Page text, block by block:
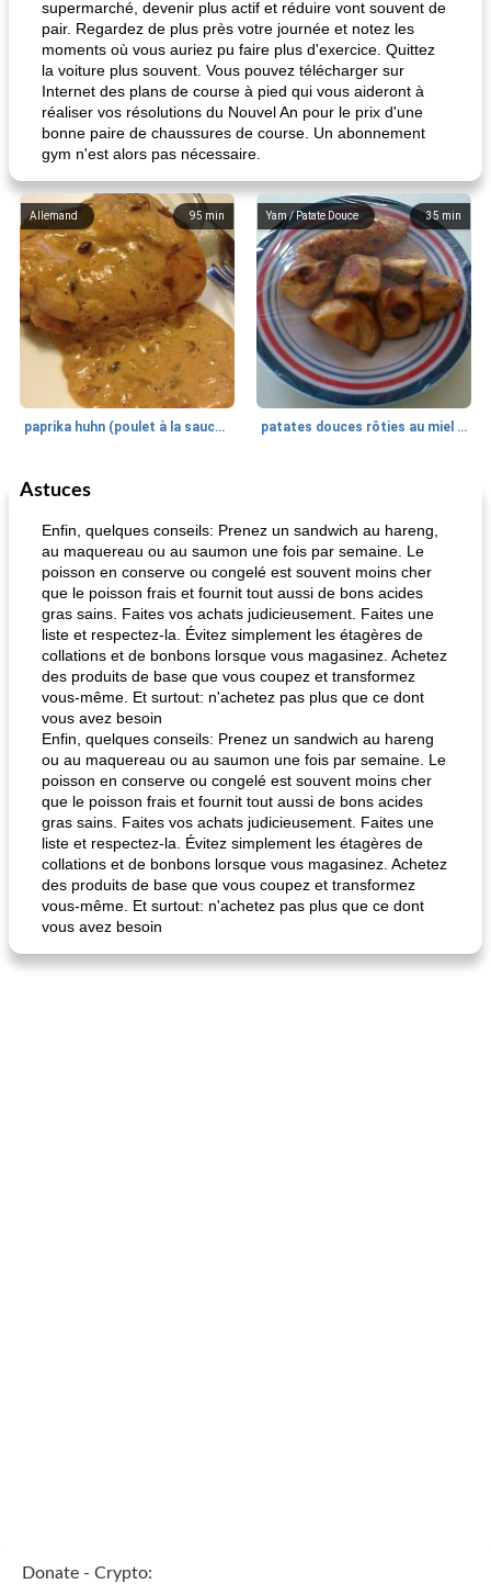
supermarché, devenir plus actif et réduire vont souvent de
pair. Regardez de plus près votre journée et notez les
moments où vous auriez pu faire plus d'exercice. Quittez
la voiture plus souvent. Vous pouvez télécharger sur
Internet des plans de course à pied qui vous aideront à
réaliser vos résolutions du Nouvel An pour le prix d'une
bonne paire de chaussures de course. Un abonnement
gym n'est alors pas nécessaire.
95 min
Allemand
paprika huhn (poulet à la sauce paprika).
35 min
Yam / Patate Douce
patates douces rôties au miel / kumara
Petit déjeuner et brunch
quinoa petit déjeuner méditerranéen
Astuces
Enfin, quelques conseils: Prenez un sandwich au hareng,
au maquereau ou au saumon une fois par semaine. Le
poisson en conserve ou congelé est souvent moins cher
que le poisson frais et fournit tout aussi de bons acides
gras sains. Faites vos achats judicieusement. Faites une
liste et respectez-la. Évitez simplement les étagères de
collations et de bonbons lorsque vous magasinez. Achetez
des produits de base que vous coupez et transformez
vous-même. Et surtout: n'achetez pas plus que ce dont
vous avez besoin
Enfin, quelques conseils: Prenez un sandwich au hareng
ou au maquereau ou au saumon une fois par semaine. Le
poisson en conserve ou congelé est souvent moins cher
que le poisson frais et fournit tout aussi de bons acides
gras sains. Faites vos achats judicieusement. Faites une
liste et respectez-la. Évitez simplement les étagères de
collations et de bonbons lorsque vous magasinez. Achetez
des produits de base que vous coupez et transformez
vous-même. Et surtout: n'achetez pas plus que ce dont
vous avez besoin
Donate - Crypto: